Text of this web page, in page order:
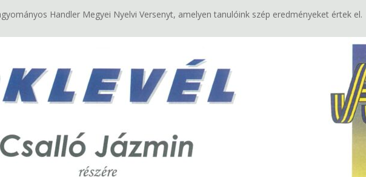
Handler Megyei Nyelvi Versenyt, amelyen tanulóink szép eredményeket értek el.